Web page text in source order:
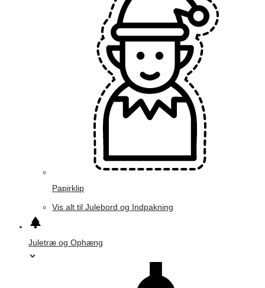
Papirklip
Vis alt til Julebord og Indpakning
Juletræ og Ophæng